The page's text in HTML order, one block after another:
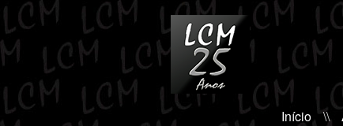
Início \\